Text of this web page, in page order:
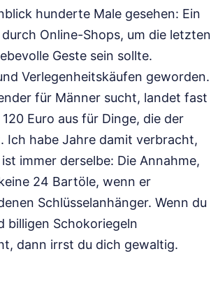
hunderte Male gesehen: Ein
Online-Shops, um die letzten
Geste sein sollte.
Verlegenheitskäufen geworden.
für Männer sucht, landet fast
Euro aus für Dinge, die der
Ich habe Jahre damit verbracht,
immer derselbe: Die Annahme,
24 Bartöle, wenn er
Schlüsselanhänger. Wenn du
billigen Schokoriegeln
dann irrst du dich gewaltig.